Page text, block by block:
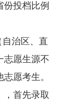
投档比例
治区、直
志愿生源不
愿考生。
，首先录取